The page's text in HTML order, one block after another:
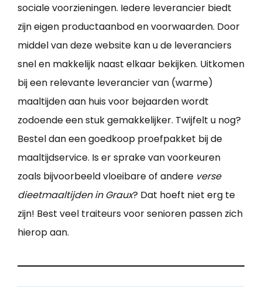
sociale voorzieningen. Iedere leverancier biedt
zijn eigen productaanbod en voorwaarden. Door
middel van deze website kan u de leveranciers
snel en makkelijk naast elkaar bekijken. Uitkomen
bij een relevante leverancier van (warme)
maaltijden aan huis voor bejaarden wordt
zodoende een stuk gemakkelijker. Twijfelt u nog?
Bestel dan een goedkoop proefpakket bij de
maaltijdservice. Is er sprake van voorkeuren
zoals bijvoorbeeld vloeibare of andere verse
dieetmaaltijden in Graux? Dat hoeft niet erg te
zijn! Best veel traiteurs voor senioren passen zich
hierop aan.